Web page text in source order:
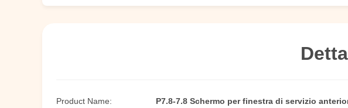
Product Name:
P7.8-7.8 Schermo per finestra di servizio